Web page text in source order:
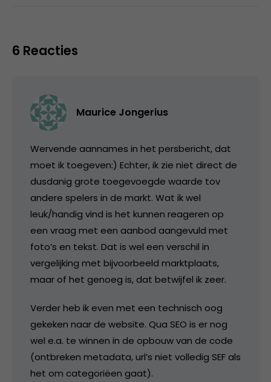
6 Reacties
Maurice Jongerius
Wervende aannames in het persbericht, dat
moet ik toegeven:) Echter, ik zie niet direct de
dusdanig grote toegevoegde waarde tov
andere spelers in de markt. Wat ik wel
leuk/handig vind is het kunnen reageren op
een vraag met een aanbod aangevuld met
foto’s en tekst. Dat is wel een verschil in
vergelijking met bijvoorbeeld marktplaats,
maar of het genoeg is, dat betwijfel ik zeer.
Verder heb ik even met een technisch oog
gekeken naar de website. Qua SEO is er nog
wel e.a. te winnen in de opbouw van de code
(ontbreken metadata, url’s niet volledig SEF als
het om categoriëen gaat).